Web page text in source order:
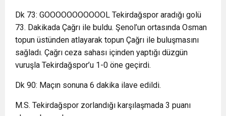
Dk 73: GOOOOOOOOOOOL Tekirdağspor aradığı golü
73. Dakikada Çağrı ile buldu. Şenol’un ortasında Osman
topun üstünden atlayarak topun Çağrı ile buluşmasını
sağladı. Çağrı ceza sahası içinden yaptığı düzgün
vuruşla Tekirdağspor’u 1-0 öne geçirdi.
Dk 90: Maçın sonuna 6 dakika ilave edildi.
M.S. Tekirdağspor zorlandığı karşılaşmada 3 puanı